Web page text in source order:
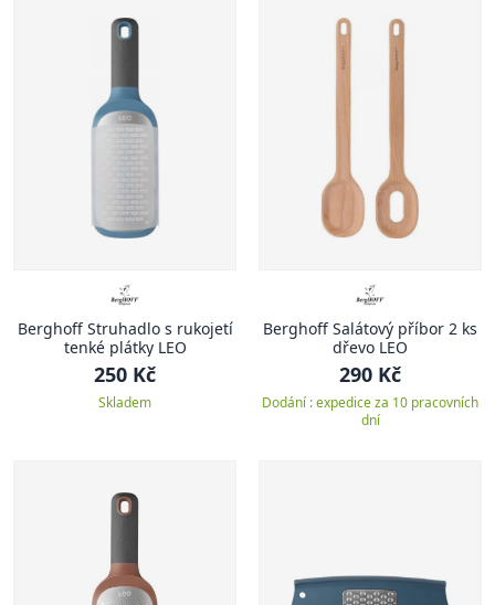
Berghoff Struhadlo s rukojetí
tenké plátky LEO
250 Kč
Skladem
Berghoff Salátový příbor 2 ks
dřevo LEO
290 Kč
Dodání : expedice za 10 pracovních
dní